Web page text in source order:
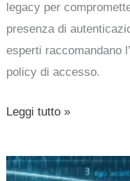
legacy per
presenza di
esperti raccomandano
policy di accesso.
Leggi tutto »
Vulnerabilità